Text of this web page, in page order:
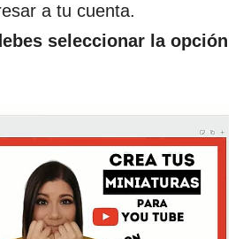
a tu cuenta.
seleccionar la opción